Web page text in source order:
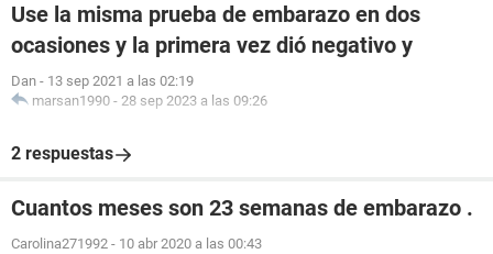
Use la misma prueba de embarazo en dos
ocasiones y la primera vez dió negativo y
Dan - 13 sep 2021 a las 02:19
marsan1990 - 28 sep 2023 a las 09:26
2 respuestas
Cuantos meses son 23 semanas de embarazo .
Carolina271992 - 10 abr 2020 a las 00:43